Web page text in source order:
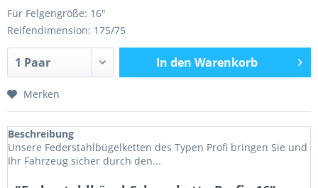
Für Felgengröße: 16"
Reifendimension: 175/75
In den Warenkorb
Merken
Beschreibung
Unsere Federstahlbügelketten des Typen Profi bringen Sie und
Ihr Fahrzeug sicher durch den...